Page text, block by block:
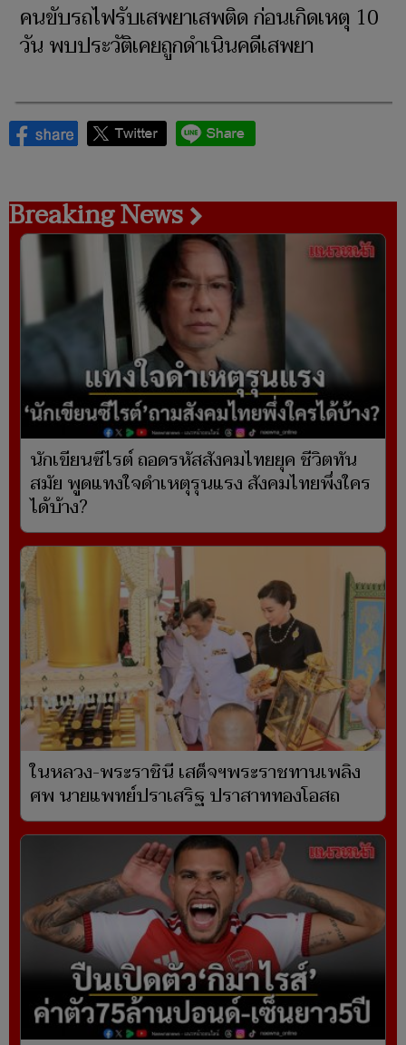
คนขับรถไฟรับเสพยาเสพติด ก่อนเกิดเหตุ 10
วัน พบประวัติเคยถูกดำเนินคดีเสพยา
Breaking News
นักเขียนซีไรต์ ถอดรหัสสังคมไทยยุค ชีวิตทัน
สมัย พูดแทงใจดำเหตุรุนแรง สังคมไทยพึ่งใคร
ได้บ้าง?
ในหลวง-พระราชินี เสด็จฯพระราชทานเพลิง
ศพ นายแพทย์ปราเสริฐ ปราสาททองโอสถ